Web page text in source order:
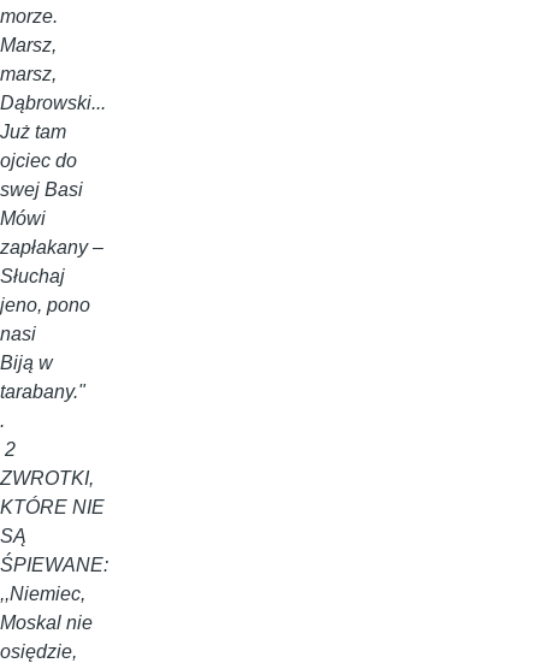
morze.
Marsz,
marsz,
Dąbrowski...
Już tam
ojciec do
swej Basi
Mówi
zapłakany –
Słuchaj
jeno, pono
nasi
Biją w
tarabany."
.
2
ZWROTKI,
KTÓRE NIE
SĄ
ŚPIEWANE:
,,Niemiec,
Moskal nie
osiędzie,